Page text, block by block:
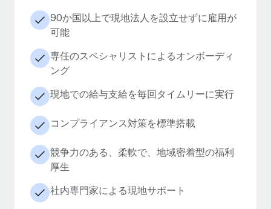
90か国以上で現地法人を設立せずに雇用が
可能
専任のスペシャリストによるオンボーディ
ング
現地での給与支給を毎回タイムリーに実行
コンプライアンス対策を標準搭載
競争力のある、柔軟で、地域密着型の福利
厚生
社内専門家による現地サポート